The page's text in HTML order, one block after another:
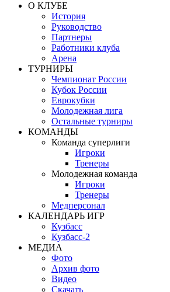
О КЛУБЕ
История
Руководство
Партнеры
Работники клуба
Арена
ТУРНИРЫ
Чемпионат России
Кубок России
Еврокубки
Молодежная лига
Остальные турниры
КОМАНДЫ
Команда суперлиги
Игроки
Тренеры
Молодежная команда
Игроки
Тренеры
Медперсонал
КАЛЕНДАРЬ ИГР
Кузбасс
Кузбасс-2
МЕДИА
Фото
Архив фото
Видео
Скачать